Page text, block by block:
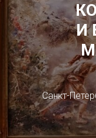
И
Санкт-